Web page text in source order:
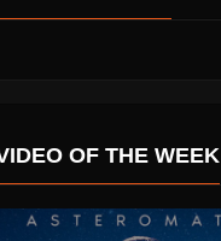
OF THE WEEK